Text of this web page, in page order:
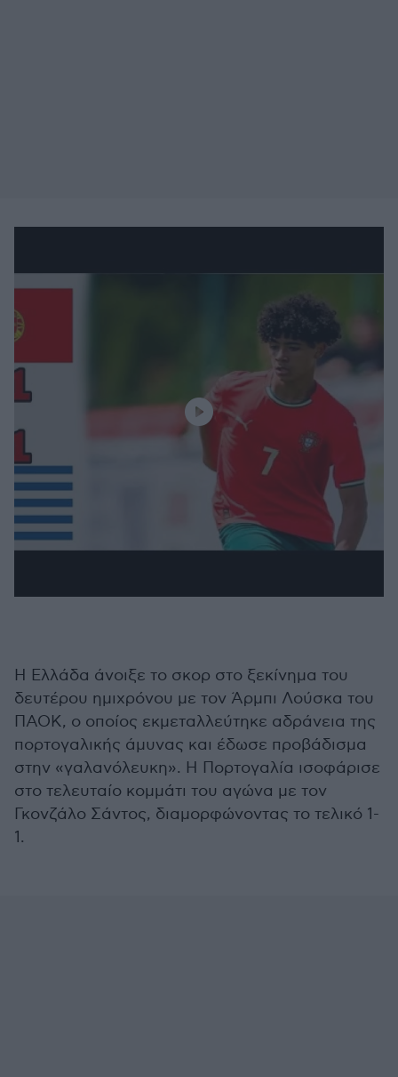
Η Ελλάδα άνοιξε το σκορ στο ξεκίνημα του
δευτέρου ημιχρόνου με τον Άρμπι Λούσκα του
ΠΑΟΚ, ο οποίος εκμεταλλεύτηκε αδράνεια της
πορτογαλικής άμυνας και έδωσε προβάδισμα
στην «γαλανόλευκη». Η Πορτογαλία ισοφάρισε
στο τελευταίο κομμάτι του αγώνα με τον
Γκονζάλο Σάντος, διαμορφώνοντας το τελικό 1-
1.